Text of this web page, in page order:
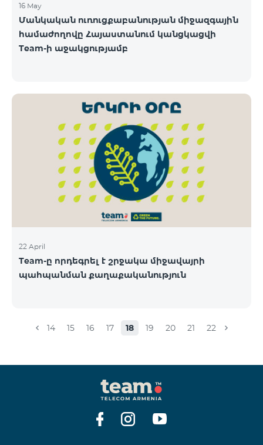
16 May
Մանկական ուռուցքաբանության միջազգային
համաժողովը Հայաստանում կանցկացվի
Team-ի աջակցությամբ
22 April
Team-ը որդեգրել է շրջակա միջավայրի
պահպանման քաղաքականություն
14 15 16 17 18 19 20 21 22